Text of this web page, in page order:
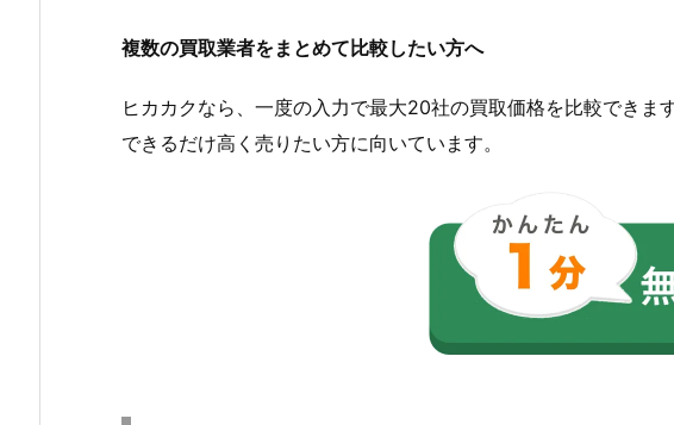
複数の買取業者をまとめて比較したい方へ
ヒカカクなら、一度の入力で最大20社の買取価格を比較できま
できるだけ高く売りたい方に向いています。